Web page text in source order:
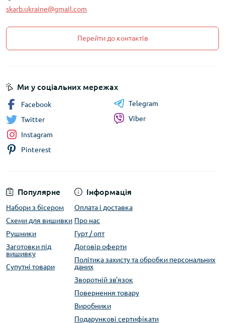
skarb.ukraine@gmail.com
Перейти до контактів
Популярне
Набори з бісером
Схеми для вишивки
Рушники
Заготовки під
вишивку
Супутні товари
Інформація
Оплата і доставка
Про нас
Гурт / опт
Договір оферти
Політика захисту та обробки персональних
даних
Зворотній зв'язок
Повернення товару
Виробники
Подарункові сертифікати
Ми у соціальних мережах
Facebook
Twitter
Instagram
Pinterest
Telegram
Viber